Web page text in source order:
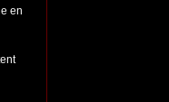
en